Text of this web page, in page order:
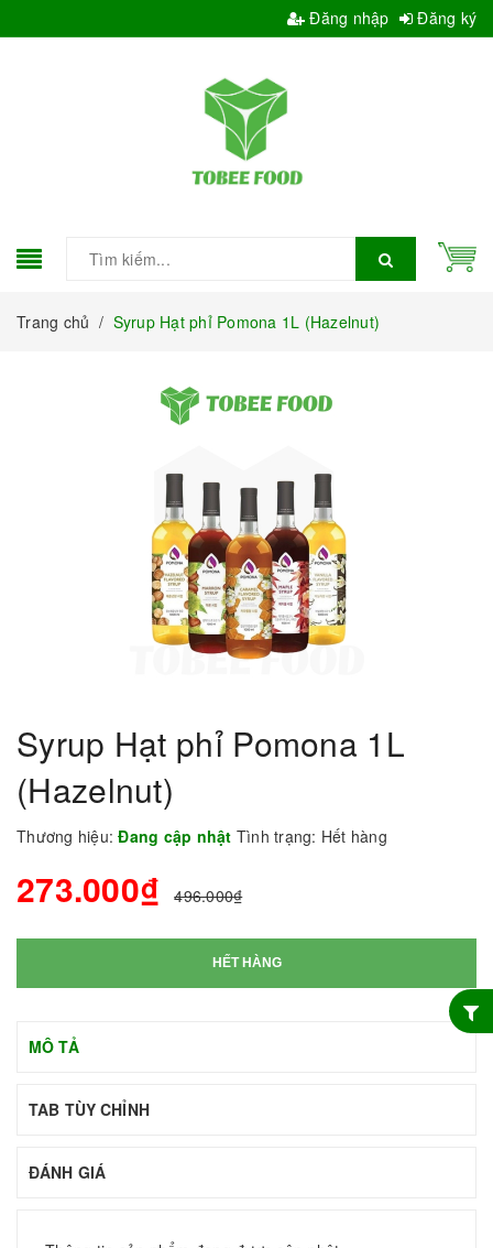
Đăng nhập Đăng ký
Trang chủ / Syrup Hạt phỉ Pomona 1L (Hazelnut)
Syrup Hạt phỉ Pomona 1L
(Hazelnut)
Thương hiệu: Đang cập nhật Tình trạng: Hết hàng
273.000₫ 496.000₫
HẾT HÀNG
MÔ TẢ
TAB TÙY CHỈNH
ĐÁNH GIÁ